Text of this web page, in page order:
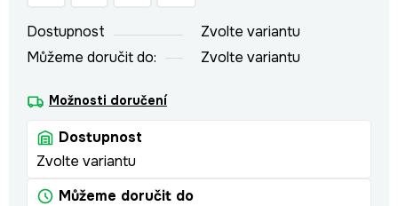
Dostupnost
Zvolte variantu
Můžeme doručit do:
Zvolte variantu
Možnosti doručení
Dostupnost
Zvolte variantu
Můžeme doručit do